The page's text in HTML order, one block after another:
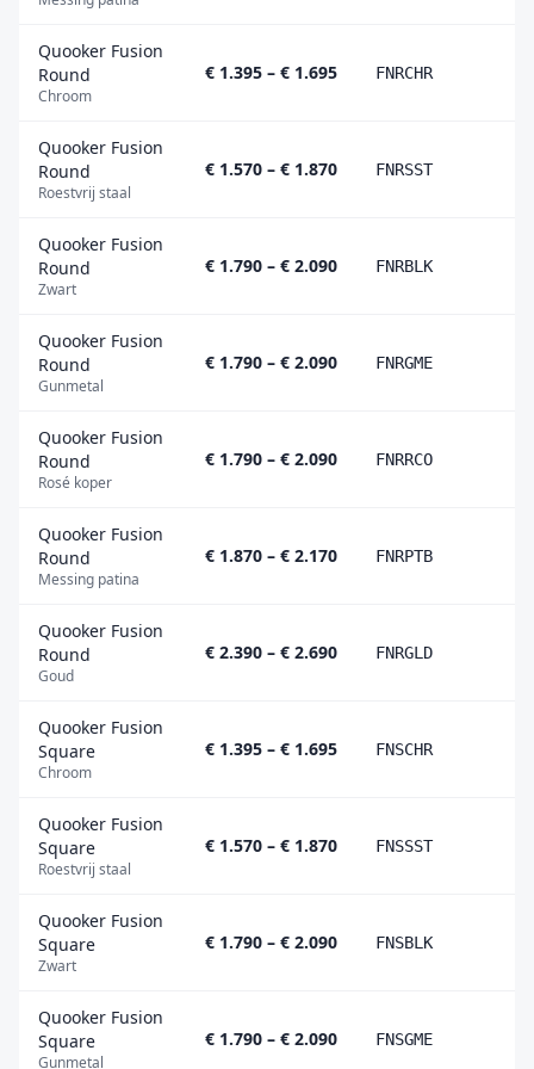
Quooker Fusion
Round
Chroom
€ 1.395 – € 1.695 FNRCHR
Quooker Fusion
Round
Roestvrij staal
€ 1.570 – € 1.870 FNRSST
Quooker Fusion
Round
Zwart
€ 1.790 – € 2.090 FNRBLK
Quooker Fusion
Round
Gunmetal
€ 1.790 – € 2.090 FNRGME
Quooker Fusion
Round
Rosé koper
€ 1.790 – € 2.090 FNRRCO
Quooker Fusion
Round
Messing patina
€ 1.870 – € 2.170 FNRPTB
Quooker Fusion
Round
Goud
€ 2.390 – € 2.690 FNRGLD
Quooker Fusion
Square
Chroom
€ 1.395 – € 1.695 FNSCHR
Quooker Fusion
Square
Roestvrij staal
€ 1.570 – € 1.870 FNSSST
Quooker Fusion
Square
Zwart
€ 1.790 – € 2.090 FNSBLK
Quooker Fusion
Square
Gunmetal
€ 1.790 – € 2.090 FNSGME